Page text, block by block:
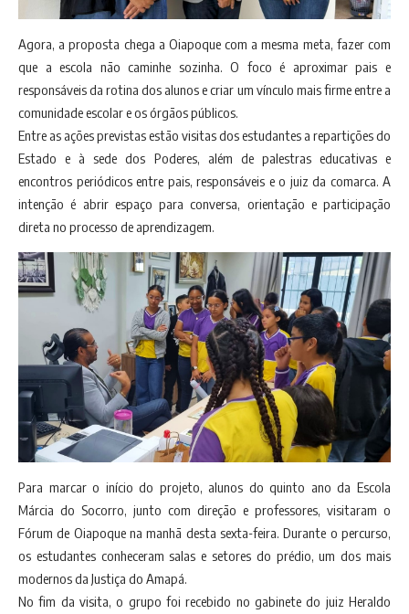
Agora, a proposta chega a Oiapoque com a mesma meta, fazer com
que a escola não caminhe sozinha. O foco é aproximar pais e
responsáveis da rotina dos alunos e criar um vínculo mais firme entre a
comunidade escolar e os órgãos públicos.
Entre as ações previstas estão visitas dos estudantes a repartições do
Estado e à sede dos Poderes, além de palestras educativas e
encontros periódicos entre pais, responsáveis e o juiz da comarca. A
intenção é abrir espaço para conversa, orientação e participação
direta no processo de aprendizagem.
Para marcar o início do projeto, alunos do quinto ano da Escola
Márcia do Socorro, junto com direção e professores, visitaram o
Fórum de Oiapoque na manhã desta sexta-feira. Durante o percurso,
os estudantes conheceram salas e setores do prédio, um dos mais
modernos da Justiça do Amapá.
No fim da visita, o grupo foi recebido no gabinete do juiz Heraldo